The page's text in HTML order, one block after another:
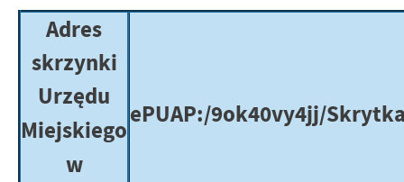
Adres
skrzynki
Urzędu
Miejskiego
w
ePUAP:/9ok40vy4jj/